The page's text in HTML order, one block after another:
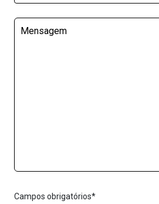
Campos obrigatórios*